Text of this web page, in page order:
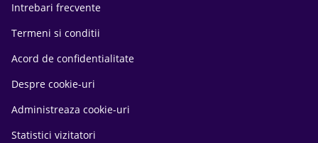
Intrebari frecvente
Termeni si conditii
Acord de confidentialitate
Despre cookie-uri
Administreaza cookie-uri
Statistici vizitatori